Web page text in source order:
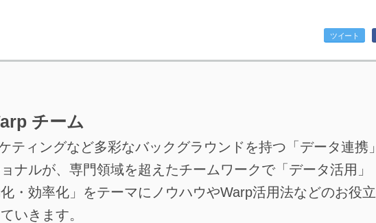
ツイート
チーム
ティングなど多彩なバックグラウンドを持つ「データ連携」
ナルが、専門領域を超えたチームワークで「データ活用」
・効率化」をテーマにノウハウやWarp活用法などのお役立
いきます。